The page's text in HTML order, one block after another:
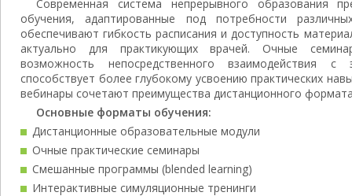
Современная система непрерывного образования
обучения, адаптированные под потребности
обеспечивают гибкость расписания и доступность
актуально для практикующих врачей. Очные
возможность непосредственного взаимодействия
способствует более глубокому усвоению практических
вебинары сочетают преимущества дистанционного
Основные форматы обучения:
Дистанционные образовательные модули
Очные практические семинары
Смешанные программы (blended learning)
Интерактивные симуляционные тренинги